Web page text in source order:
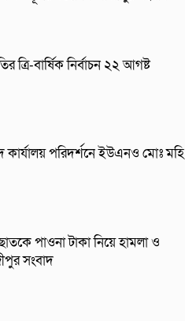
বার্ষিক নির্বাচন ২২ আগষ্ট
পরিদর্শনে ইউএনও মোঃ মহি
পাওনা টাকা নিয়ে হামলা ও
সংবাদ